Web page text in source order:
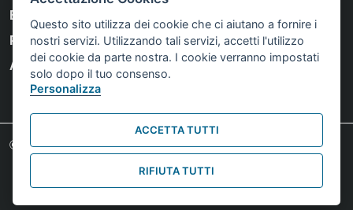
Bologna Welcome
Privacy Policy
Accessibility
Footer credits
© Comune di Bologna 2023. Tutti i diritti riservati.
Questo sito utilizza dei cookie che ci aiutano a fornire i
nostri servizi. Utilizzando tali servizi, accetti l'utilizzo
dei cookie da parte nostra. I cookie verranno impostati
solo dopo il tuo consenso.
Personalizza
ACCETTA TUTTI
RIFIUTA TUTTI